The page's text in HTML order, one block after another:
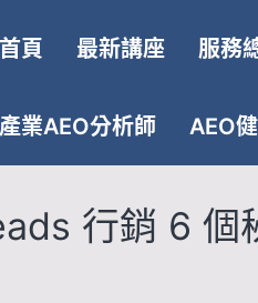
首頁 最新講座 服務
產業AEO分析師 AEO
行銷 6 個